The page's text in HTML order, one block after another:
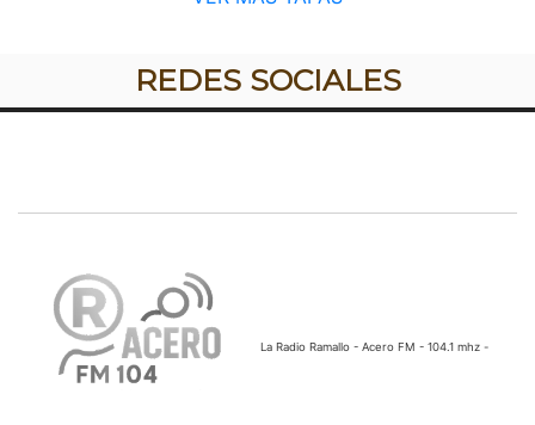
REDES SOCIALES
La Radio Ramallo - Acero FM - 104.1 mhz -